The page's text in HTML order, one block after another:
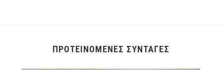
ΠΡΟΤΕΙΝΟΜΕΝΕΣ ΣΥΝΤΑΓΕΣ